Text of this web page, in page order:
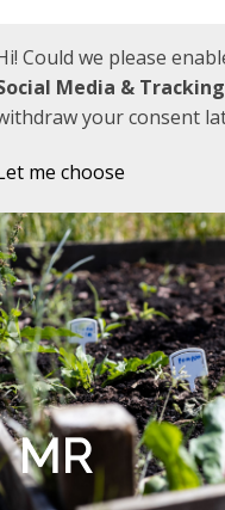
MR
Could we please
Media & Tracking
your consent
me choose